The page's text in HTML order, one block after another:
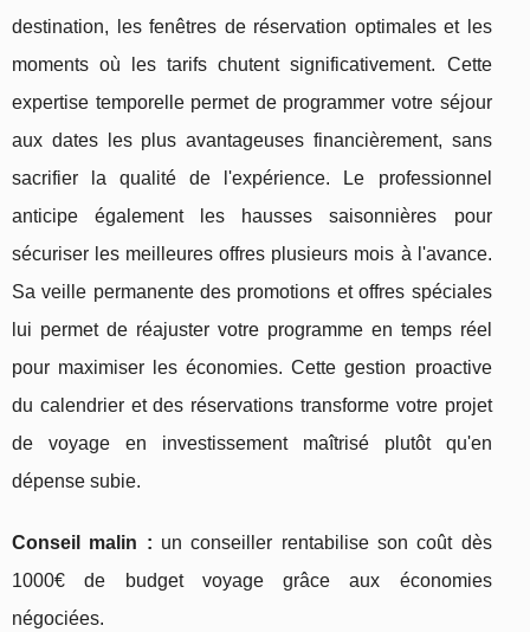
destination, les fenêtres de réservation optimales et les
moments où les tarifs chutent significativement. Cette
expertise temporelle permet de programmer votre séjour
aux dates les plus avantageuses financièrement, sans
sacrifier la qualité de l'expérience. Le professionnel
anticipe également les hausses saisonnières pour
sécuriser les meilleures offres plusieurs mois à l'avance.
Sa veille permanente des promotions et offres spéciales
lui permet de réajuster votre programme en temps réel
pour maximiser les économies. Cette gestion proactive
du calendrier et des réservations transforme votre projet
de voyage en investissement maîtrisé plutôt qu'en
dépense subie.
Conseil malin : un conseiller rentabilise son coût dès
1000€ de budget voyage grâce aux économies
négociées.